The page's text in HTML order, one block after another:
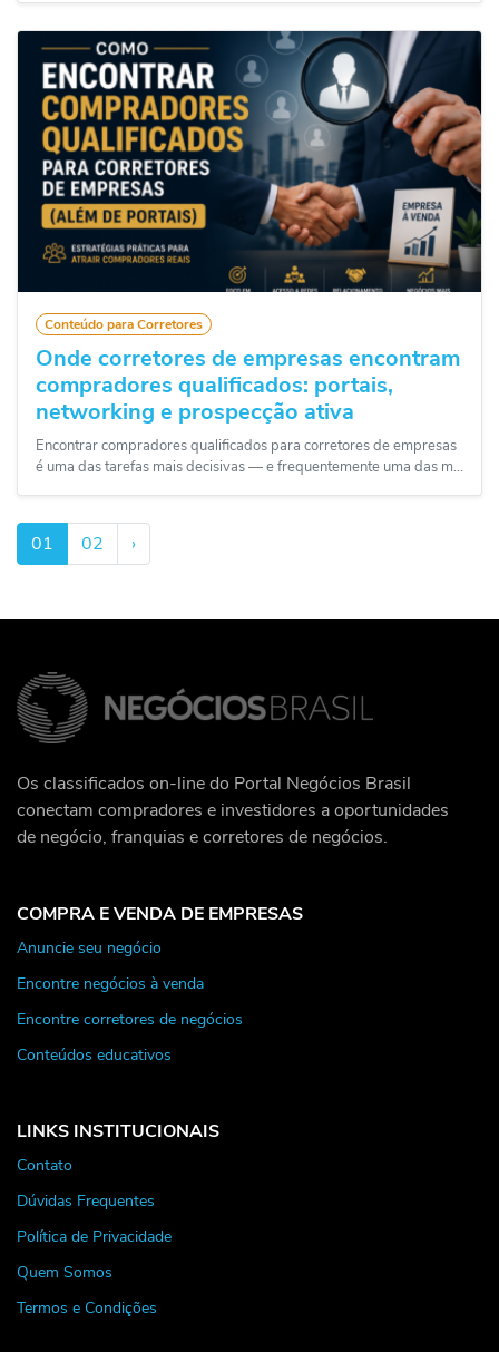
Conteúdo para Corretores
Onde corretores de empresas encontram
compradores qualificados: portais,
networking e prospecção ativa
Encontrar compradores qualificados para corretores de empresas
é uma das tarefas mais decisivas — e frequentemente uma das m...
01 02 ›
Os classificados on-line do Portal Negócios Brasil
conectam compradores e investidores a oportunidades
de negócio, franquias e corretores de negócios.
COMPRA E VENDA DE EMPRESAS
Anuncie seu negócio
Encontre negócios à venda
Encontre corretores de negócios
Conteúdos educativos
LINKS INSTITUCIONAIS
Contato
Dúvidas Frequentes
Política de Privacidade
Quem Somos
Termos e Condições